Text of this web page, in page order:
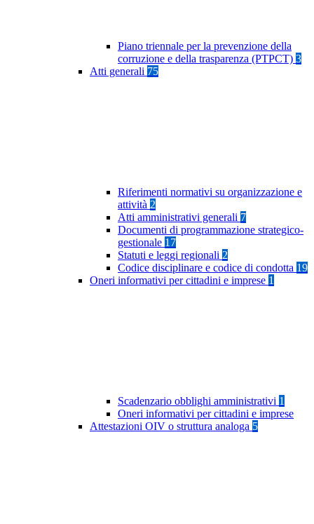
Piano triennale per la prevenzione della
corruzione e della trasparenza (PTPCT) 3
Atti generali 75
Riferimenti normativi su organizzazione e
attività 2
Atti amministrativi generali 7
Documenti di programmazione strategico-
gestionale 17
Statuti e leggi regionali 2
Codice disciplinare e codice di condotta 19
Oneri informativi per cittadini e imprese 1
Scadenzario obblighi amministrativi 1
Oneri informativi per cittadini e imprese
Attestazioni OIV o struttura analoga 5